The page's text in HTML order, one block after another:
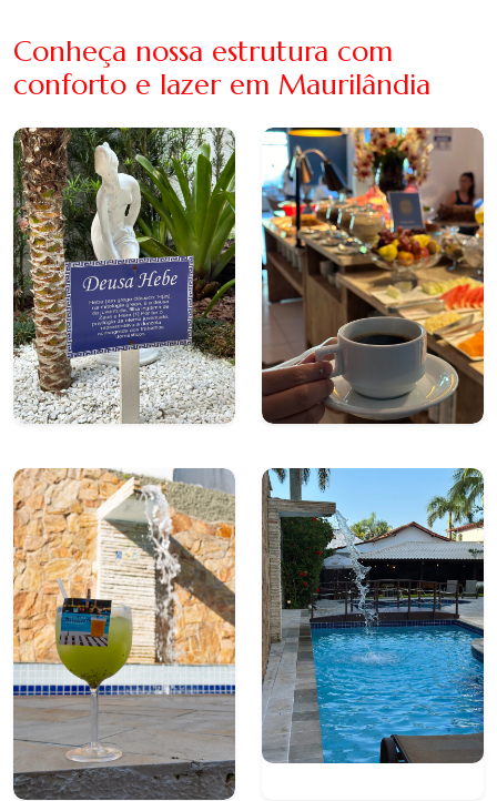
Conheça nossa estrutura com
conforto e lazer em Maurilândia